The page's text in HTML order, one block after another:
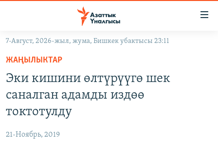
Навигацияга
өтүңүз
Издөөгө
салыңыз
МАДАНИЯТ
ТВ ПРОГРАММАЛАР
7-Август, 2026-жыл, жума, Бишкек убактысы 23:11
ЖАҢЫЛЫКТАР
Эки кишини өлтүрүүгө шек
саналган адамды издөө
токтотулду
21-Ноябрь, 2019